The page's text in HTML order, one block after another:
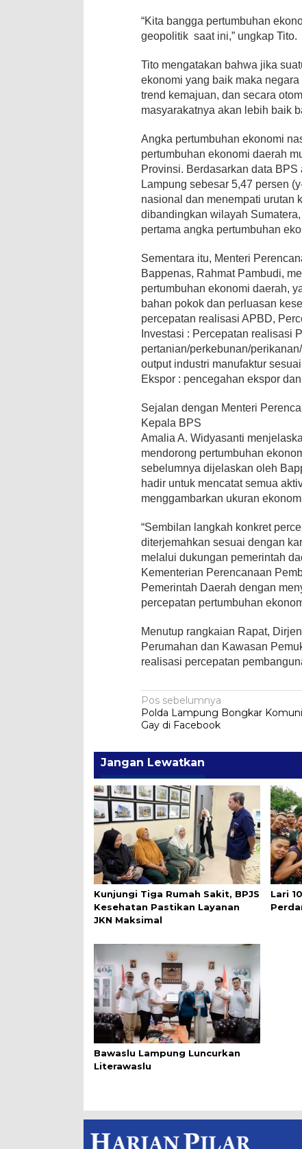
“Kita bangga pertumbuhan
geopolitik saat ini,” ungkap Tito.
Tito mengatakan bahwa jika
ekonomi yang baik maka
trend kemajuan, dan secara
masyarakatnya akan lebih baik
Angka pertumbuhan ekonomi
pertumbuhan ekonomi daerah
Provinsi. Berdasarkan data
Lampung sebesar 5,47 persen
nasional dan menempati urutan
dibandingkan wilayah
pertama angka pertumbuhan
Sementara itu, Menteri
Bappenas, Rahmat Pambudi,
pertumbuhan ekonomi daerah,
bahan pokok dan perluasan
percepatan realisasi APBD,
Investasi : Percepatan realisasi
pertanian/perkebunan/
output industri manufaktur
Ekspor : pencegahan ekspor
Sejalan dengan Menteri
Kepala BPS
Amalia A. Widyasanti
mendorong pertumbuhan
sebelumnya dijelaskan oleh
hadir untuk mencatat semua
menggambarkan ukuran
“Sembilan langkah konkret
diterjemahkan sesuai dengan
melalui dukungan pemerintah
Kementerian Perencanaan
Pemerintah Daerah dengan
percepatan pertumbuhan
Menutup rangkaian Rapat,
Perumahan dan Kawasan
realisasi percepatan
Navigasi
pos
Pos sebelumnya
Polda Lampung Bongkar
Gay di Facebook
Jangan Lewatkan
Kunjungi Tiga Rumah Sakit, BPJS
Kesehatan Pastikan Layanan
JKN Maksimal
Lari
Bawaslu Lampung Luncurkan
Literawaslu